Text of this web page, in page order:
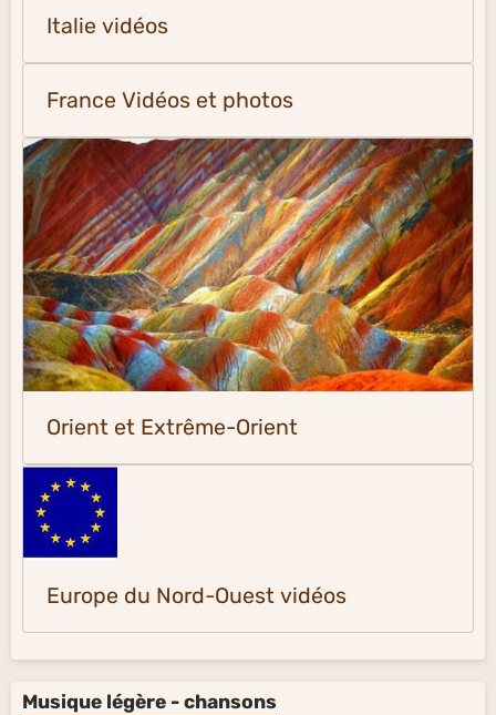
Italie vidéos
France Vidéos et photos
Orient et Extrême-Orient
Europe du Nord-Ouest vidéos
Musique légère - chansons